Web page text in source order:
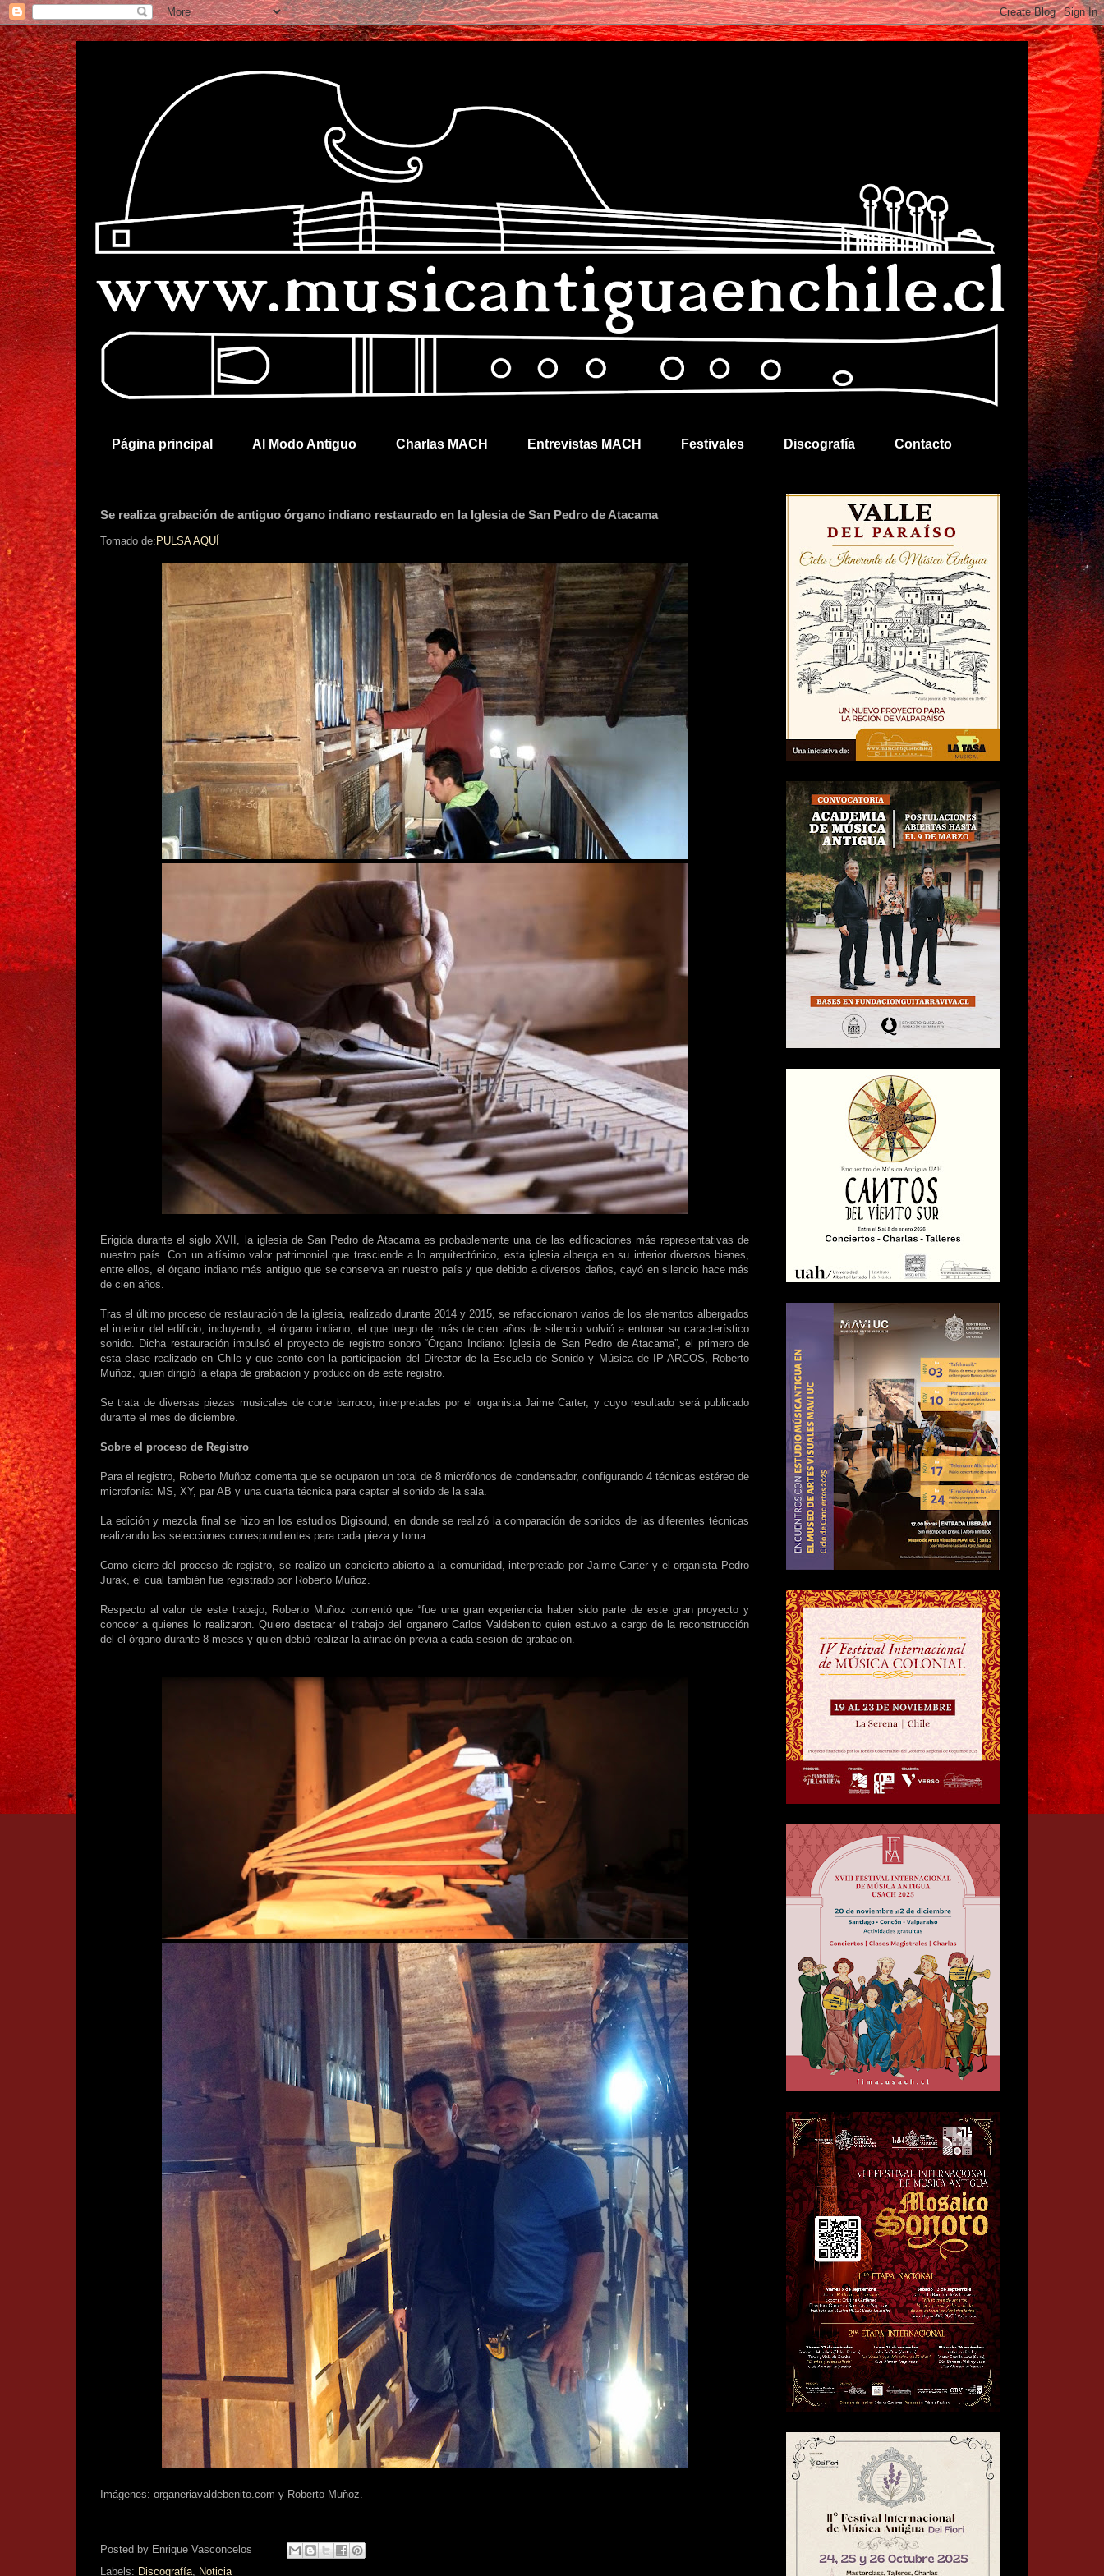
Página principal Al Modo Antiguo Charlas MACH Entrevistas MACH Festivales Discografía Contacto
Se realiza grabación de antiguo órgano indiano restaurado en la Iglesia de San Pedro de Atacama
Tomado de: PULSA AQUÍ
Erigida durante el siglo XVII, la iglesia de San Pedro de Atacama es probablemente una de las edificaciones más representativas de
nuestro país. Con un altísimo valor patrimonial que trasciende a lo arquitectónico, esta iglesia alberga en su interior diversos bienes,
entre ellos, el órgano indiano más antiguo que se conserva en nuestro país y que debido a diversos daños, cayó en silencio hace más
de cien años.
Tras el último proceso de restauración de la iglesia, realizado durante 2014 y 2015, se refaccionaron varios de los elementos albergados
el interior del edificio, incluyendo, el órgano indiano, el que luego de más de cien años de silencio volvió a entonar su característico
sonido. Dicha restauración impulsó el proyecto de registro sonoro “Órgano Indiano: Iglesia de San Pedro de Atacama”, el primero de
esta clase realizado en Chile y que contó con la participación del Director de la Escuela de Sonido y Música de IP-ARCOS, Roberto
Muñoz, quien dirigió la etapa de grabación y producción de este registro.
Se trata de diversas piezas musicales de corte barroco, interpretadas por el organista Jaime Carter, y cuyo resultado será publicado
durante el mes de diciembre.
Sobre el proceso de Registro
Para el registro, Roberto Muñoz comenta que se ocuparon un total de 8 micrófonos de condensador, configurando 4 técnicas estéreo de
microfonía: MS, XY, par AB y una cuarta técnica para captar el sonido de la sala.
La edición y mezcla final se hizo en los estudios Digisound, en donde se realizó la comparación de sonidos de las diferentes técnicas
realizando las selecciones correspondientes para cada pieza y toma.
Como cierre del proceso de registro, se realizó un concierto abierto a la comunidad, interpretado por Jaime Carter y el organista Pedro
Jurak, el cual también fue registrado por Roberto Muñoz.
Respecto al valor de este trabajo, Roberto Muñoz comentó que “fue una gran experiencia haber sido parte de este gran proyecto y
conocer a quienes lo realizaron. Quiero destacar el trabajo del organero Carlos Valdebenito quien estuvo a cargo de la reconstrucción
del el órgano durante 8 meses y quien debió realizar la afinación previa a cada sesión de grabación.
Imágenes: organeriavaldebenito.com y Roberto Muñoz.
Posted by Enrique Vasconcelos
Labels: Discografía, Noticia